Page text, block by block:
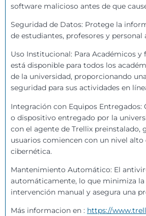
software malicioso antes de que
Seguridad de Datos: Protege la
de estudiantes, profesores y
Uso Institucional: Para Académicos y
está disponible para todos los
de la universidad, proporcionando
seguridad para sus actividades en
Integración con Equipos Entregados:
o dispositivo entregado por la
con el agente de Trellix preinstalado,
usuarios comiencen con un nivel
cibernética.
Mantenimiento Automático: El
automáticamente, lo que minimiza la
intervención manual y asegura una
Más informacion en : https://